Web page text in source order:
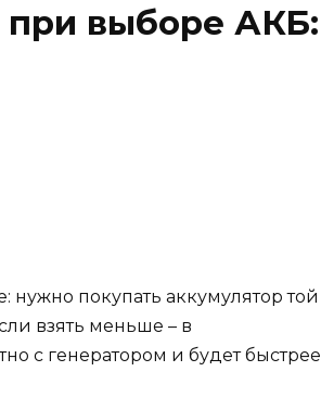
выборе АКБ:
нужно покупать аккумулятор той
взять меньше – в
с генератором и будет быстрее